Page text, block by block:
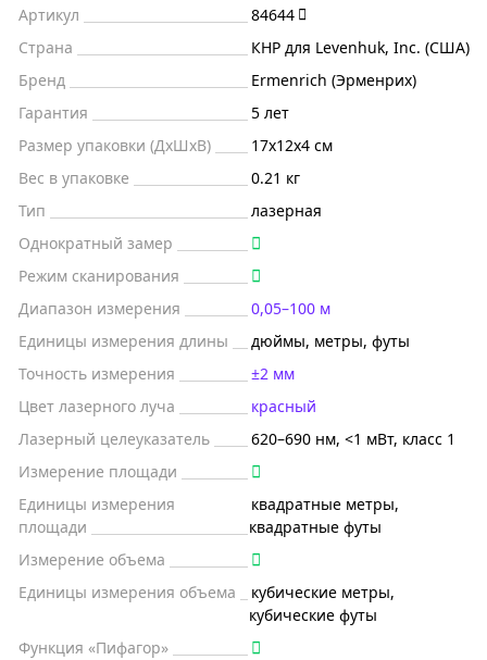
Артикул
84644
Страна
КНР для Levenhuk, Inc. (США)
Бренд
Ermenrich (Эрменрих)
Гарантия
5 лет
Размер упаковки (ДxШxВ)
17x12x4 см
Вес в упаковке
0.21 кг
Тип
лазерная
Однократный замер
Режим сканирования
Диапазон измерения
0,05–100 м
Единицы измерения длины
дюймы, метры, футы
Точность измерения
±2 мм
Цвет лазерного луча
красный
Лазерный целеуказатель
620–690 нм, <1 мВт, класс 1
Измерение площади
Единицы измерения
площади
квадратные метры,
квадратные футы
Измерение объема
Единицы измерения объема
кубические метры,
кубические футы
Функция «Пифагор»